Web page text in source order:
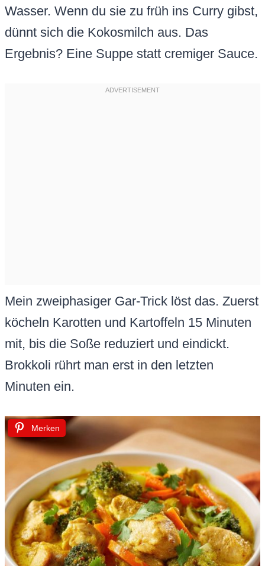
Wasser. Wenn du sie zu früh ins Curry gibst,
dünnt sich die Kokosmilch aus. Das
Ergebnis? Eine Suppe statt cremiger Sauce.
Mein zweiphasiger Gar-Trick löst das. Zuerst
köcheln Karotten und Kartoffeln 15 Minuten
mit, bis die Soße reduziert und eindickt.
Brokkoli rührt man erst in den letzten
Minuten ein.
Merken